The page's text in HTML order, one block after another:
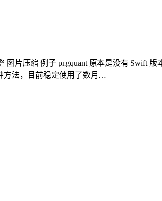
片压缩 例子 pngquant 原本是没有 Swift
方法，目前稳定使用了数月…